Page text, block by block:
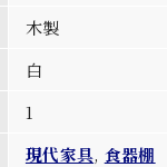
木製
白
1
現代家具, 食器棚